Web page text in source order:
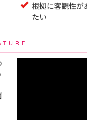
根拠に客観性が
たい